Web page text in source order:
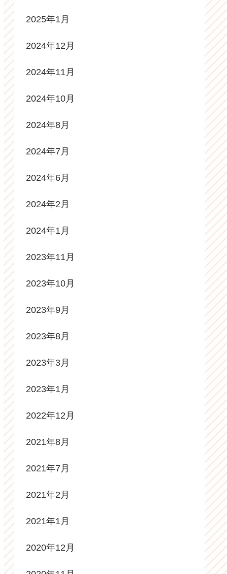
2025年1月
2024年12月
2024年11月
2024年10月
2024年8月
2024年7月
2024年6月
2024年2月
2024年1月
2023年11月
2023年10月
2023年9月
2023年8月
2023年3月
2023年1月
2022年12月
2021年8月
2021年7月
2021年2月
2021年1月
2020年12月